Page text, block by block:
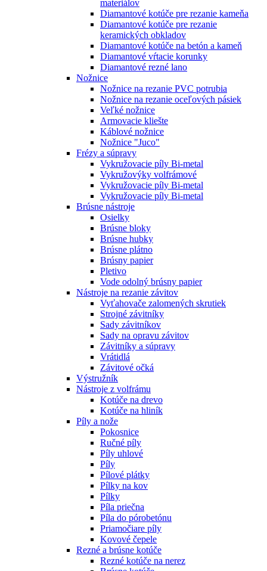
materiálov
Diamantové kotúče pre rezanie kameňa
Diamantové kotúče pre rezanie
keramických obkladov
Diamantové kotúče na betón a kameň
Diamantové vŕtacie korunky
Diamantové rezné lano
Nožnice
Nožnice na rezanie PVC potrubia
Nožnice na rezanie oceľových pásiek
Veľké nožnice
Armovacie kliešte
Káblové nožnice
Nožnice "Juco"
Frézy a súpravy
Vykružovacie píly Bi-metal
Vykružovýky volfrámové
Vykružovacie píly Bi-metal
Vykružovacie píly Bi-metal
Brúsne nástroje
Osielky
Brúsne bloky
Brúsne hubky
Brúsne plátno
Brúsny papier
Pletivo
Vode odolný brúsny papier
Nástroje na rezanie závitov
Vyťahovače zalomených skrutiek
Strojné závitníky
Sady závitníkov
Sady na opravu závitov
Závitníky a súpravy
Vrátidlá
Závitové očká
Výstružník
Nástroje z volfrámu
Kotúče na drevo
Kotúče na hliník
Píly a nože
Pokosnice
Ručné píly
Píly uhlové
Píly
Pílové plátky
Pílky na kov
Pílky
Píla priečna
Píla do pórobetónu
Priamočiare píly
Kovové čepele
Rezné a brúsne kotúče
Rezné kotúče na nerez